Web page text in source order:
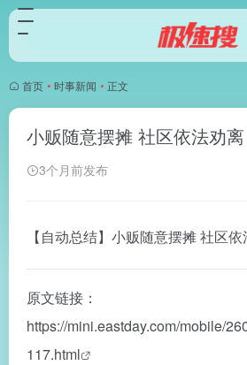
首页 • 时事新闻 • 正文
小贩随意摆摊 社区依法劝离
3个月前发布
【自动总结】小贩随意摆摊 社区
原文链接：
https://mini.eastday.com/mobile/
117.html